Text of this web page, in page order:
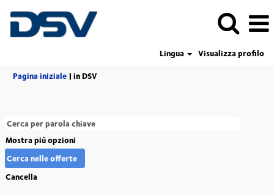
Lingua
Visualizza profilo
Pagina iniziale | in DSV(pagina
Mostra più opzioni
Cancella